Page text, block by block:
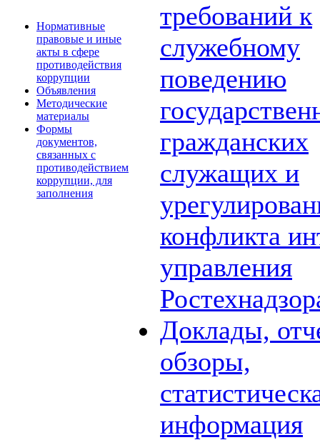
Нормативные
правовые и иные
акты в сфере
противодействия
коррупции
Объявления
Методические
материалы
Формы
документов,
связанных с
противодействием
коррупции, для
заполнения
требований к
служебному
поведению
гражданских
служащих и
конфликта
управления
Доклады,
обзоры,
информация